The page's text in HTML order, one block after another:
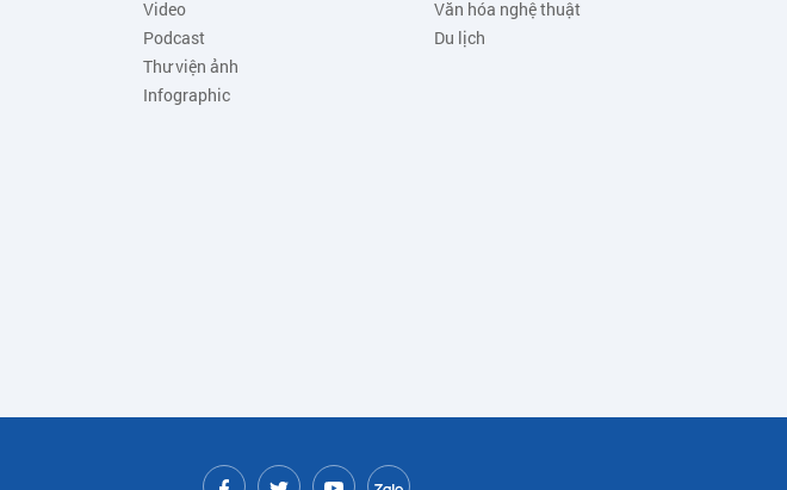
Video
Podcast
Thư viện ảnh
Infographic
Văn hóa nghệ thuật
Du lịch